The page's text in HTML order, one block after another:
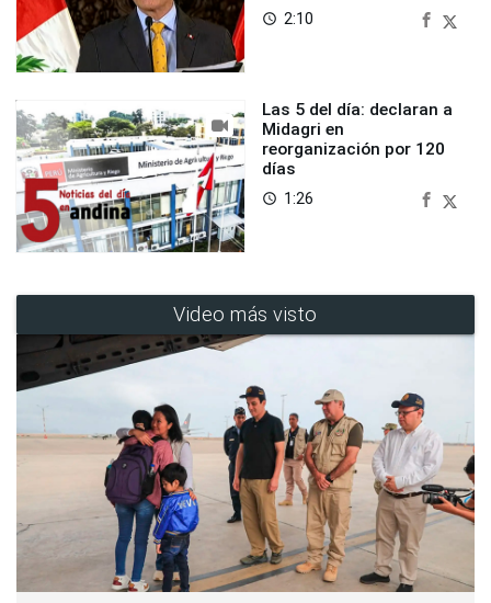
access_time 2:10
Las 5 del día: declaran a
Midagri en
reorganización por 120
días
access_time 1:26
Video más visto